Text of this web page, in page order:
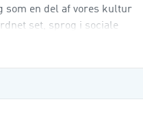
som en del af vores kultur
set, sprog i sociale